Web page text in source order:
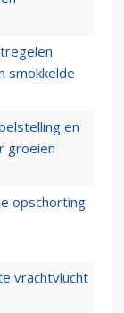
smokkelde
en
groeien
opschorting
vrachtvlucht